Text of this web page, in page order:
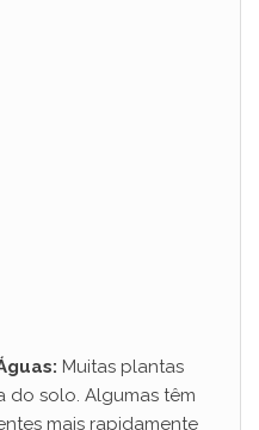
Muitas plantas
do solo. Algumas têm
mais rapidamente